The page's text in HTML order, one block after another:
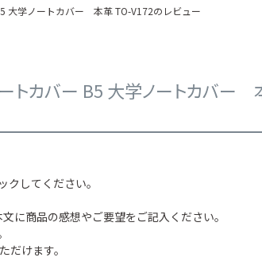
大学ノートカバー 本革 TO-V172のレビュー
トカバー B5 大学ノートカバー
してください。
に商品の感想やご要望をご記入ください。
けます。